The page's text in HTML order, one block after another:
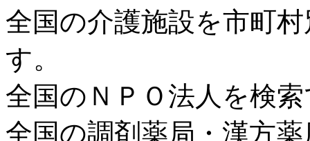
全国の介護施設を市町
す。
全国のＮＰＯ法人を検
全国の調剤薬局・漢方